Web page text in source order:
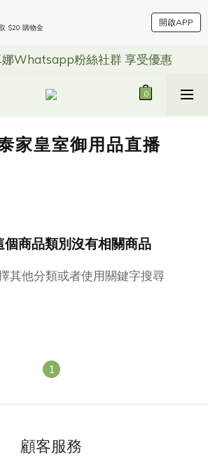
$20 購物金
開啟APP
娜Whatsapp粉絲社群 享受優惠
家皇室御用品直播
個商品類別沒有相關商品
其他分類或者使用關鍵字搜尋
1
顧客服務